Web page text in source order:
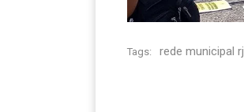
Tags: rede municipal rj